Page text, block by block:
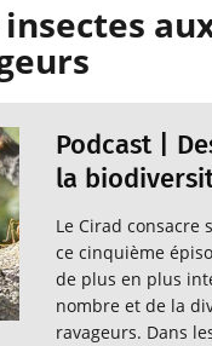
Podcast |
la
Le Cirad consacre
ce cinquième
de plus en plus
nombre et de la
ravageurs. Dans